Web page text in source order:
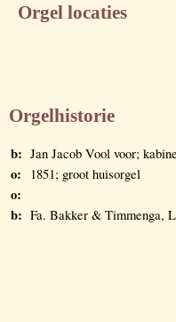
Orgel locaties
Orgelhistorie
b: Jan Jacob Vool voor;
o: 1851; groot huisorgel
o:
b: Fa. Bakker & Timmenga,